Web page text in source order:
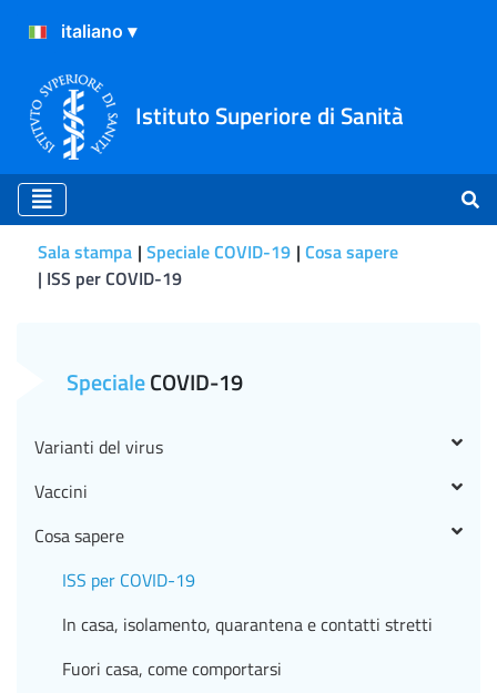
Istituto Superiore di Sanità
Sala stampa Speciale COVID-19 Cosa sapere
ISS per COVID-19
SpecialeCOVID-19
Varianti del virus
Vaccini
Cosa sapere
ISS per COVID-19
In casa, isolamento, quarantena e contatti stretti
Fuori casa, come comportarsi